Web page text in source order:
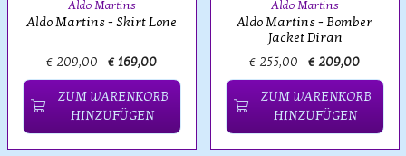
Aldo Martins
Aldo Martins - Skirt Lone
€ 209,00 € 169,00
ZUM WARENKORB
HINZUFÜGEN
Aldo Martins
Aldo Martins - Bomber
Jacket Diran
€ 255,00 € 209,00
ZUM WARENKORB
HINZUFÜGEN